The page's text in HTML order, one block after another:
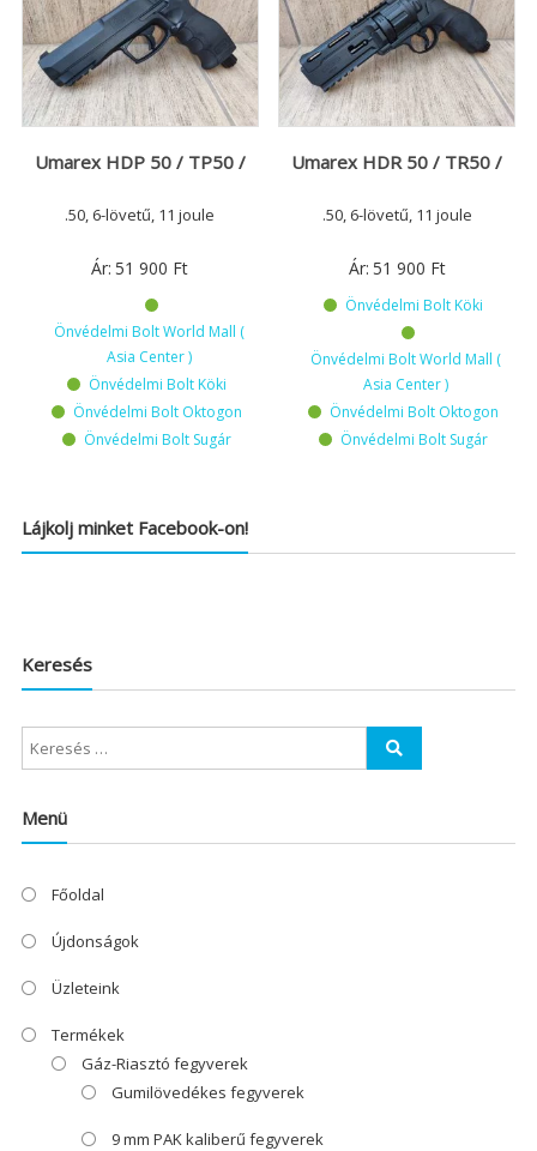
Umarex HDP 50 / TP50 /
.50, 6-lövetű, 11 joule
Ár: 51 900 Ft
Önvédelmi Bolt World Mall (
Asia Center )
Önvédelmi Bolt Köki
Önvédelmi Bolt Oktogon
Önvédelmi Bolt Sugár
Umarex HDR 50 / TR50 /
.50, 6-lövetű, 11 joule
Ár: 51 900 Ft
Önvédelmi Bolt Köki
Önvédelmi Bolt World Mall (
Asia Center )
Önvédelmi Bolt Oktogon
Önvédelmi Bolt Sugár
Lájkolj minket Facebook-on!
Keresés
Menü
Főoldal
Újdonságok
Üzleteink
Termékek
Gáz-Riasztó fegyverek
Gumilövedékes fegyverek
9 mm PAK kaliberű fegyverek